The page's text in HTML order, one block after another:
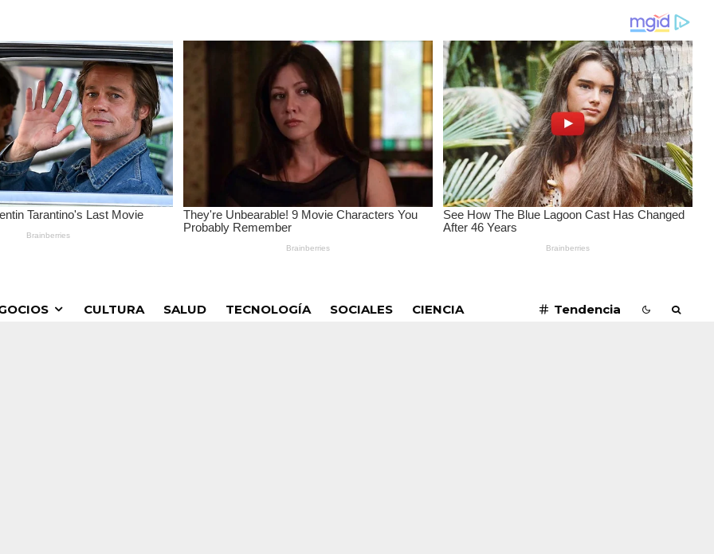
CULTURA SALUD TECNOLOGÍA SOCIALES CIENCIA Tendencia